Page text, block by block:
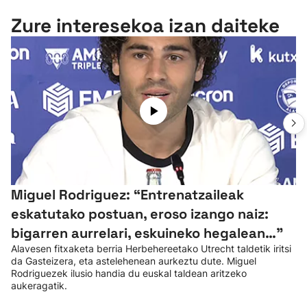
Zure interesekoa izan daiteke
Miguel Rodriguez: “Entrenatzaileak
eskatutako postuan, eroso izango naiz:
bigarren aurrelari, eskuineko hegalean…”
Alavesen fitxaketa berria Herbehereetako Utrecht taldetik iritsi
da Gasteizera, eta astelehenean aurkeztu dute. Miguel
Rodriguezek ilusio handia du euskal taldean aritzeko
aukeragatik.